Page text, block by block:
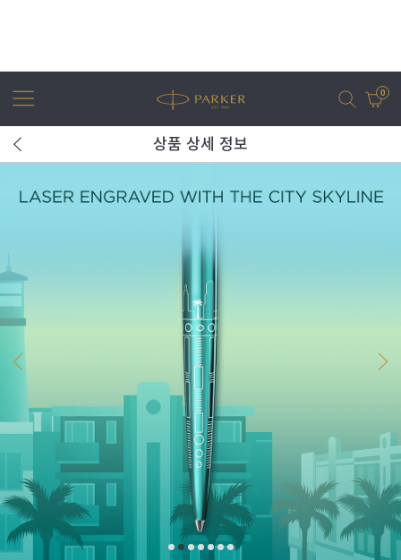
0
어번 아이엠 조터 XL 조터
상품 상세 정보